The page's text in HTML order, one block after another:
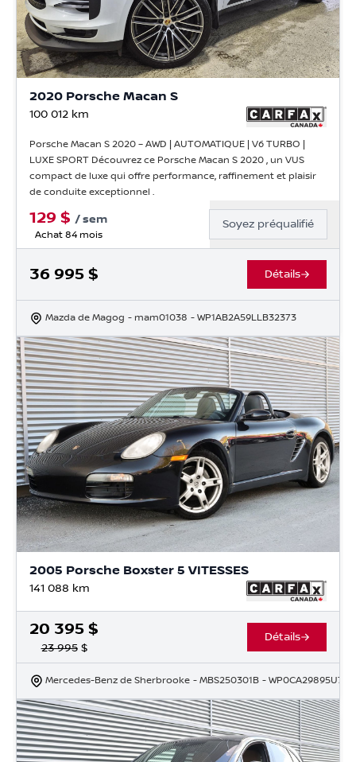
2020 Porsche Macan S
100 012 km
Porsche Macan S 2020 – AWD | AUTOMATIQUE | V6 TURBO |
LUXE SPORT Découvrez ce Porsche Macan S 2020 , un VUS
compact de luxe qui offre performance, raffinement et plaisir
de conduite exceptionnel .
129 $ /sem
Achat 84 mois
Soyez préqualifié
36 995 $ Détails
Mazda de Magog - mam01038 - WP1AB2A59LLB32373
2005 Porsche Boxster 5 VITESSES
141 088 km
20 395 $
23 995$
Détails
Mercedes-Benz de Sherbrooke - MBS250301B -